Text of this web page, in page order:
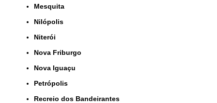
Mesquita
Nilópolis
Niterói
Nova Friburgo
Nova Iguaçu
Petrópolis
Recreio dos Bandeirantes